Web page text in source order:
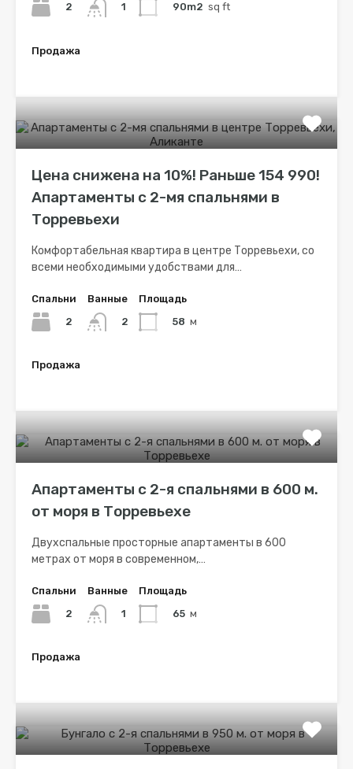
2
1
90m2 sq ft
Продажа
Цена снижена на 10%! Раньше 154 990!
Апартаменты с 2-мя спальнями в
Торревьехи
Комфортабельная квартира в центре Торревьехи, со
всеми необходимыми удобствами для…
Спальни
2
Ванные
2
Площадь
58 м
Продажа
Апартаменты с 2-я спальнями в 600 м.
от моря в Торревьехе
Двухспальные просторные апартаменты в 600
метрах от моря в современном,…
Спальни
2
Ванные
1
Площадь
65 м
Продажа